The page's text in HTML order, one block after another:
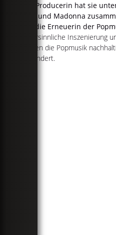
Als Producerin hat sie
XCX und Madonna
als die Erneuerin der
übersinnliche Inszenierung
haben die Popmusik
verändert.